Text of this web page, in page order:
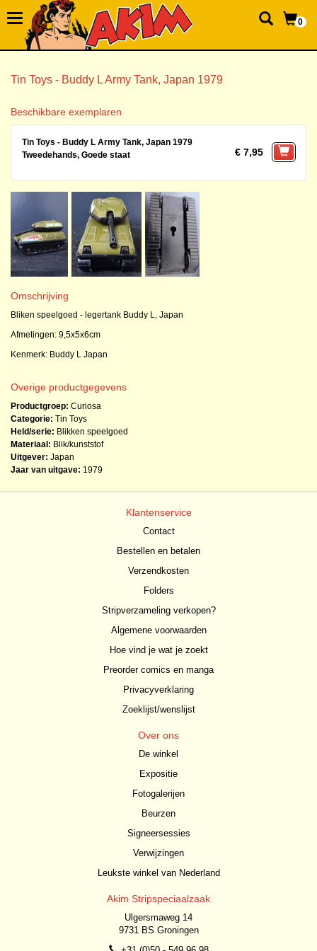
0
Tin Toys - Buddy L Army Tank, Japan 1979
Beschikbare exemplaren
Tin Toys - Buddy L Army Tank, Japan 1979
Tweedehands, Goede staat
€ 7,95
Omschrijving
Bliken speelgoed - legertank Buddy L, Japan
Afmetingen: 9,5x5x6cm
Kenmerk: Buddy L Japan
Overige productgegevens
Productgroep: Curiosa
Categorie: Tin Toys
Held/serie: Blikken speelgoed
Materiaal: Blik/kunststof
Uitgever: Japan
Jaar van uitgave: 1979
Klantenservice
Contact
Bestellen en betalen
Verzendkosten
Folders
Stripverzameling verkopen?
Algemene voorwaarden
Hoe vind je wat je zoekt
Preorder comics en manga
Privacyverklaring
Zoeklijst/wenslijst
Over ons
De winkel
Expositie
Fotogalerijen
Beurzen
Signeersessies
Verwijzingen
Leukste winkel van Nederland
Akim Stripspeciaalzaak
Ulgersmaweg 14
9731 BS Groningen